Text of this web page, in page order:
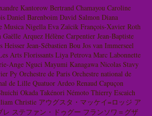
Kantorow Bertrand Chamayou Caroline
Daniel Barenboim David Salmon Diana
Musica Nigella Eva Zaïcik François-Xavier Roth
Gaëlle Arquez Hélène Carpentier Jean-Baptiste
Heisser Jean-Sébastien Bou Jos van Immerseel
Arts Florissants Liya Petrova Marc Labonnette
Ange Nguci Mayumi Kanagawa Nicolas Stavy
Py Orchestre de Paris Orchestre national de
de Lille Quatuor Ardeo Renaud Capuçon
Okada Takénori Némoto Thierry Escaich
Christie アウグスタ・マッケイ=ロッジ ア
レ ステファン・ドゥグー フランソワ＝グザ